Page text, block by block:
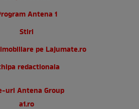
Antena 1
Stiri
pe Lajumate.ro
redactionala
uri Antena Group
a1.ro